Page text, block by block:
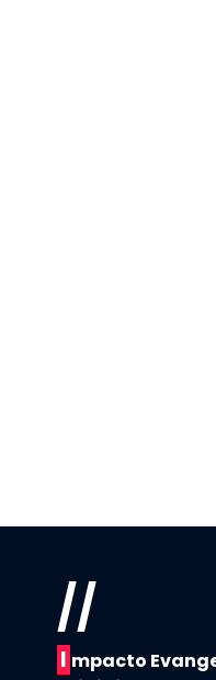
//
I mpacto